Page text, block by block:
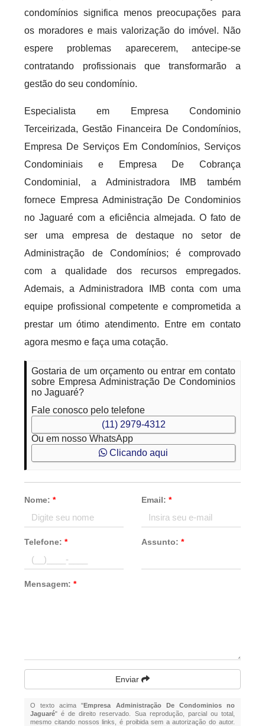
condomínios significa menos preocupações para
os moradores e mais valorização do imóvel. Não
espere problemas aparecerem, antecipe-se
contratando profissionais que transformarão a
gestão do seu condomínio.
Especialista em Empresa Condominio
Terceirizada, Gestão Financeira De Condomínios,
Empresa De Serviços Em Condomínios, Serviços
Condominiais e Empresa De Cobrança
Condominial, a Administradora IMB também
fornece Empresa Administração De Condominios
no Jaguaré com a eficiência almejada. O fato de
ser uma empresa de destaque no setor de
Administração de Condomínios; é comprovado
com a qualidade dos recursos empregados.
Ademais, a Administradora IMB conta com uma
equipe profissional competente e comprometida a
prestar um ótimo atendimento. Entre em contato
agora mesmo e faça uma cotação.
Gostaria de um orçamento ou entrar em contato
sobre Empresa Administração De Condominios
no Jaguaré?
Fale conosco pelo telefone
(11) 2979-4312
Ou em nosso WhatsApp
Clicando aqui
Nome:* Email: *
Telefone:* Assunto: *
Mensagem:*
Enviar
O texto acima "Empresa Administração De Condominios no
Jaguaré" é de direito reservado. Sua reprodução, parcial ou total,
mesmo citando nossos links, é proibida sem a autorização do autor.